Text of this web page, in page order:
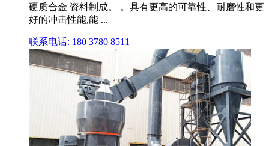
硬质合金 资料制成。 。具有更高的可靠性、耐磨性和更
好的冲击性能,能 ...
联系电话: 180 3780 8511